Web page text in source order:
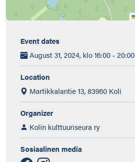
Event dates
August 31, 2024, klo 16:00 - 20:00
Location
Martikkalantie 13, 83960 Koli
Organizer
Kolin kulttuuriseura ry
Sosiaalinen media